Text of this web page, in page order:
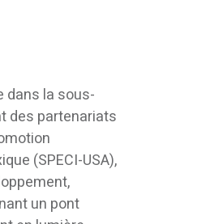
dans la sous-
des partenariats
(SPECI-USA),
un pont